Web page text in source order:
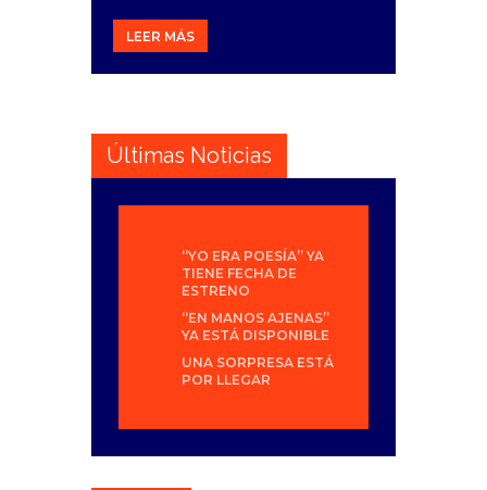
LEER MÁS
Últimas Noticias
“YO ERA POESÍA” YA
TIENE FECHA DE
ESTRENO
“EN MANOS AJENAS”
YA ESTÁ DISPONIBLE
UNA SORPRESA ESTÁ
POR LLEGAR